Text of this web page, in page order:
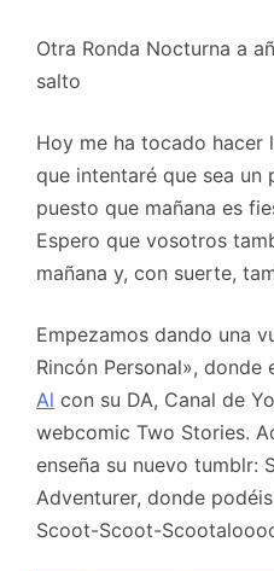
Otra Ronda Nocturna a
salto
Hoy me ha tocado hacer
que intentaré que sea un
puesto que mañana es
Espero que vosotros
mañana y, con suerte,
Empezamos dando una
Rincón Personal», donde
Al con su DA, Canal de
webcomic Two Stories.
enseña su nuevo tumblr:
Adventurer, donde
Scoot-Scoot-